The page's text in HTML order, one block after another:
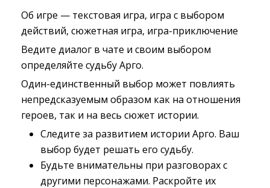
Об игре — текстовая игра, игра с выбором
действий, сюжетная игра, игра-приключение
Ведите диалог в чате и своим выбором
определяйте судьбу Арго.
Один-единственный выбор может повлиять
непредсказуемым образом как на отношения
героев, так и на весь сюжет истории.
Следите за развитием истории Арго. Ваш
выбор будет решать его судьбу.
Будьте внимательны при разговорах с
другими персонажами. Раскройте их